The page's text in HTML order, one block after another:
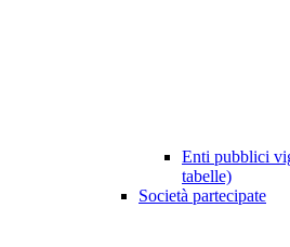
Enti pubblici
tabelle)
Società partecipate